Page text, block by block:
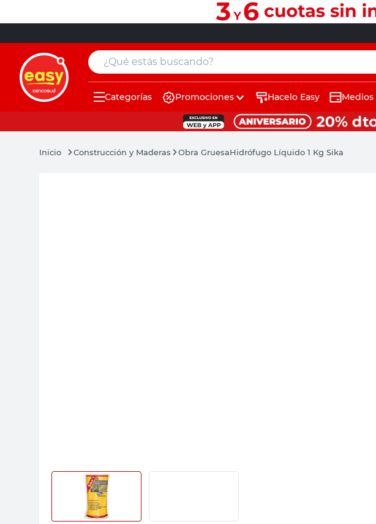
¿Qué estás buscando?
Categorías Promociones Hacelo Easy
Construcción y Maderas Obra GruesaHidrófugo Líquido 1 Kg Sika
muebles